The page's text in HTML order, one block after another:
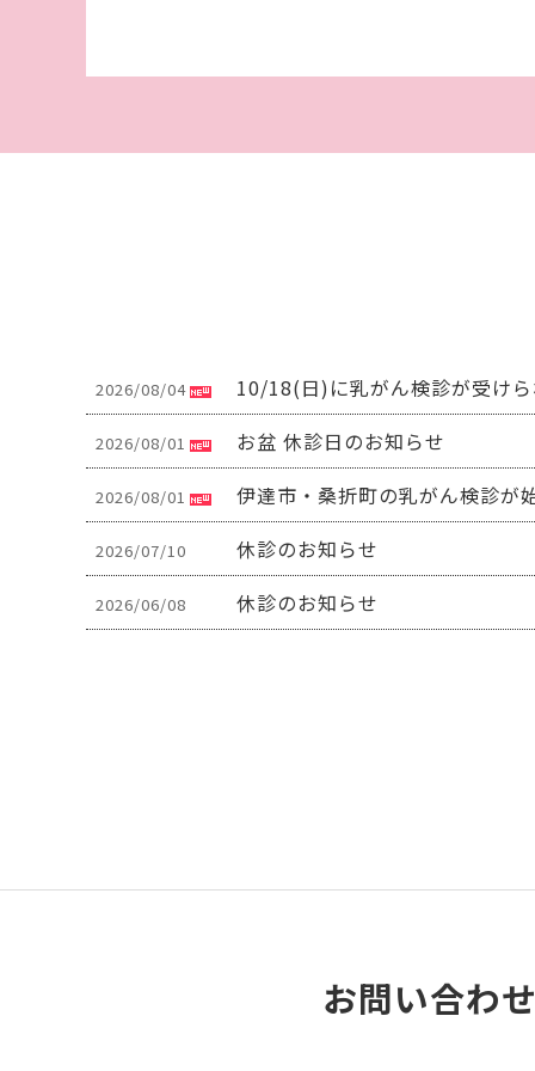
2026/08/04 10/18(日)に乳がん検診が受け
2026/08/01 お盆 休診日のお知らせ
2026/08/01 伊達市・桑折町の乳がん検診が
2026/07/10 休診のお知らせ
2026/06/08 休診のお知らせ
お問い合わ